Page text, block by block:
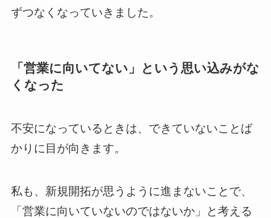
ずつなくなっていきました。
「営業に向いてない」という思い込みがな
くなった
不安になっているときは、できていないことば
かりに目が向きます。
私も、新規開拓が思うように進まないことで、
「営業に向いていないのではないか」と考える